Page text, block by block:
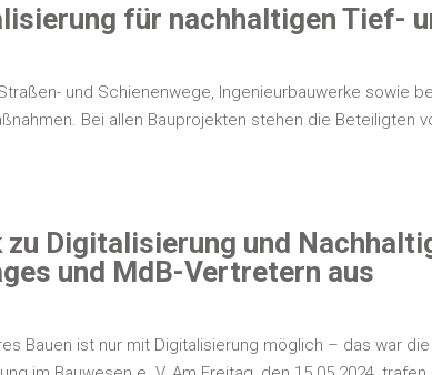
für nach­hal­ti­gen Tief-
und Schie­nen­we­ge, Inge­nieur­bau­wer­ke sowie
Bei allen Bau­pro­jek­ten ste­hen die Betei­lig­ten
Digi­ta­li­sie­rung und
und MdB-Ver­­­tre­­tern aus
Bau­en ist nur mit Digi­ta­li­sie­rung mög­lich – das war